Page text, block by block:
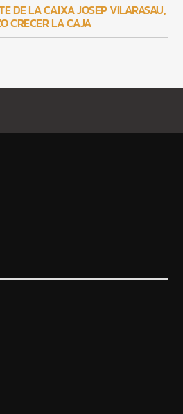
DE LA CAIXA JOSEP VILARASAU,
CRECER LA CAJA